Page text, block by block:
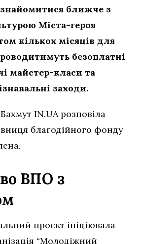
ближче з
Міста-героя
кількох місяців для
безоплатні
майстер-класи та
заходи.
IN.UA розповіла
благодійного фонду
ВПО з
проєкт ініціювала
“Молодіжний